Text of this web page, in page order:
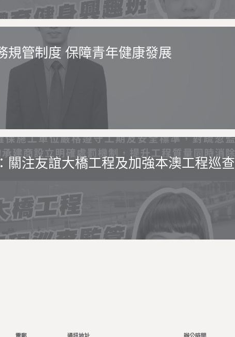
規管制度 保障青年健康發展
關注友誼大橋工程及加強本澳工程巡查